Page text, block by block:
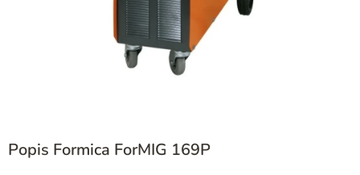
Popis Formica ForMIG 169P